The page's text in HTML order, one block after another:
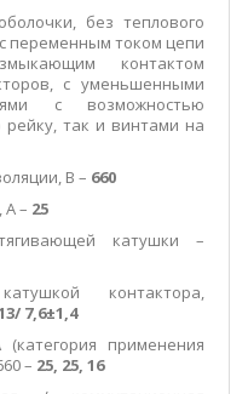
без теплового
переменным током цепи
контактом
с уменьшенными
с возможностью
так и винтами на
В – 660
– 25
катушки –
контактора,
7,6±1,4
применения
– 25, 25, 16